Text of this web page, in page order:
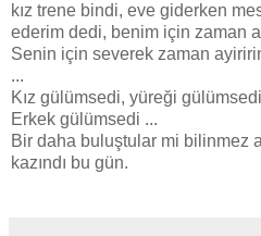
kız trene bindi, eve giderken
ederim dedi, benim için zaman
Senin için severek zaman
...
Kız gülümsedi, yüreği
Erkek gülümsedi ...
Bir daha buluştular mi bilinmez
kazındı bu gün.